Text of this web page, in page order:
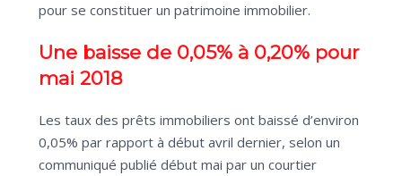
pour se constituer un patrimoine immobilier.
Une baisse de 0,05% à 0,20% pour
mai 2018
Les taux des prêts immobiliers ont baissé d’environ
0,05% par rapport à début avril dernier, selon un
communiqué publié début mai par un courtier